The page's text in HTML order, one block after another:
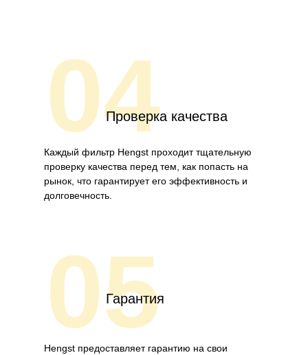
04Проверка качества
Каждый фильтр Hengst проходит тщательную
проверку качества перед тем, как попасть на
рынок, что гарантирует его эффективность и
долговечность.
05
Гарантия
Hengst предоставляет гарантию на свои